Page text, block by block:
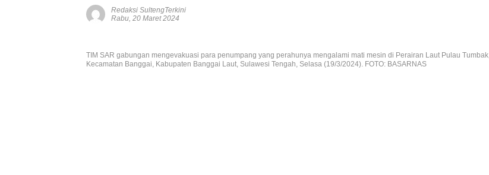
Redaksi SultengTerkini
Rabu, 20 Maret 2024
TIM SAR gabungan mengevakuasi para penumpang yang perahunya mengalami mati mesin di Perairan Laut Pulau Tumbak,
Kecamatan Banggai, Kabupaten Banggai Laut, Sulawesi Tengah, Selasa (19/3/2024). FOTO: BASARNAS